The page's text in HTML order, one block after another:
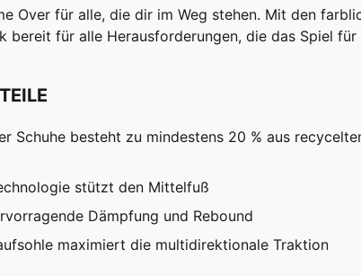
Over für alle, die dir im Weg stehen. Mit den
bereit für alle Herausforderungen, die das Spiel
Schuhe besteht zu mindestens 20 % aus
stützt den Mittelfuß
Dämpfung und Rebound
maximiert die multidirektionale Traktion